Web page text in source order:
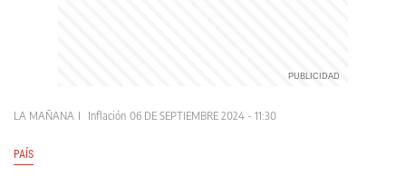
LA MAÑANA Inflación 06 DE SEPTIEMBRE 2024 - 11:30
PAÍS